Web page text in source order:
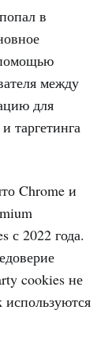
в
между
для
таргетинга
Chrome и
с 2022 года.
cookies не
используются